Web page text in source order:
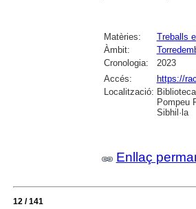
Matèries: Treballs
Àmbit:
Cronologia:
2023
Accés:
https://
Localització:
Pompeu
Sibhil·la
Enllaç
12 / 141